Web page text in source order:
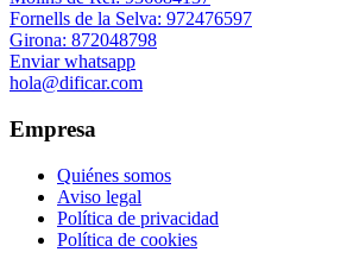
Fornells de la Selva: 972476597
Girona: 872048798
Enviar whatsapp
hola@dificar.com
Empresa
Quiénes somos
Aviso legal
Política de privacidad
Política de cookies